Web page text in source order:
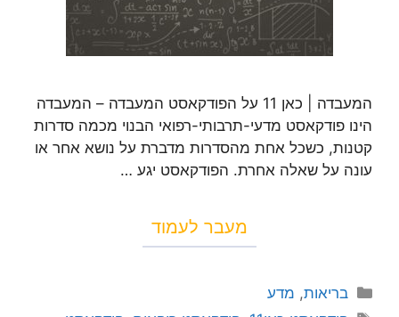
המעבדה | כאן 11 על הפודקאסט המעבדה – המעבדה
הינו פודקאסט מדעי-תרבותי-רפואי הבנוי מכמה סדרות
קטנות, כשכל אחת מהסדרות מדברת על נושא אחר או
עונה על שאלה אחרת. הפודקאסט יגע …
מעבר לעמוד
בריאות, מדע